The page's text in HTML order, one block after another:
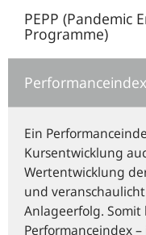
PEPP (Pandemic
Programme)
Performanceindex
Ein
Kursentwicklung
Wertentwicklung
und
Anlageerfolg.
Performanceindex